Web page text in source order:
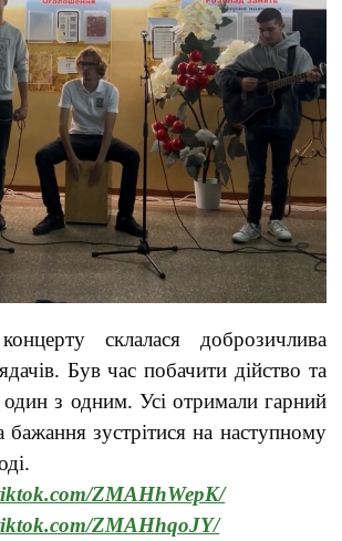
склалася доброзичлива
Був час побачити дійство та
один з одним. Усі отримали гарний
бажання зустрітися на наступному
ZMAHhWepK/
ZMAHhqoJY/